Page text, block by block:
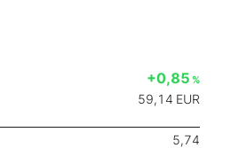
+0,85 %
59,14 EUR
5,74